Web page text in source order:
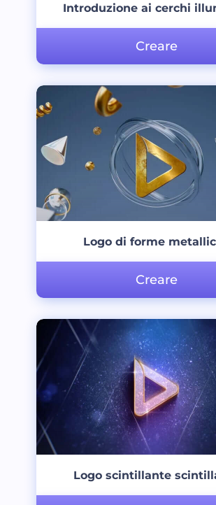
Introduzione ai cerchi
Creare
Logo di forme
Creare
Logo scintillante